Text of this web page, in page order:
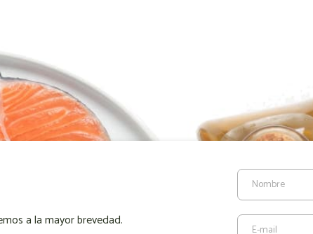
a la mayor brevedad.